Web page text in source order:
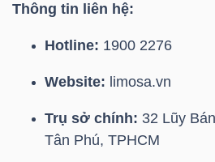
Thông tin liên hệ:
Hotline: 1900 2276
Website: limosa.vn
Trụ sở chính: 32 Lũy
Tân Phú, TPHCM
DỮ
Ngành